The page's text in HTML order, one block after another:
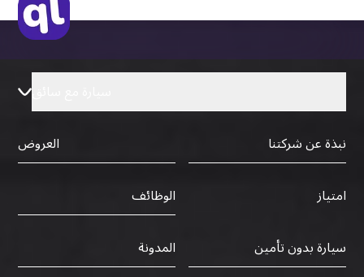
نبذة عن شركتنا
العروض
امتياز
الوظائف
سيارة بدون تأمين
المدونة